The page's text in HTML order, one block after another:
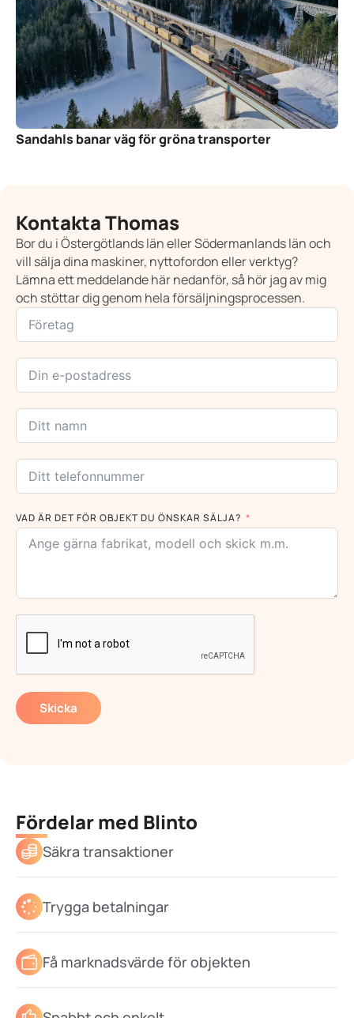
Sandahls banar väg för gröna transporter
Kontakta Thomas
Bor du i Östergötlands län eller Södermanlands län och
vill sälja dina maskiner, nyttofordon eller verktyg?
Lämna ett meddelande här nedanför, så hör jag av mig
och stöttar dig genom hela försäljningsprocessen.
VAD ÄR DET FÖR OBJEKT DU ÖNSKAR SÄLJA?
Skicka
Fördelar med Blinto
Säkra transaktioner
Trygga betalningar
Få marknadsvärde för objekten